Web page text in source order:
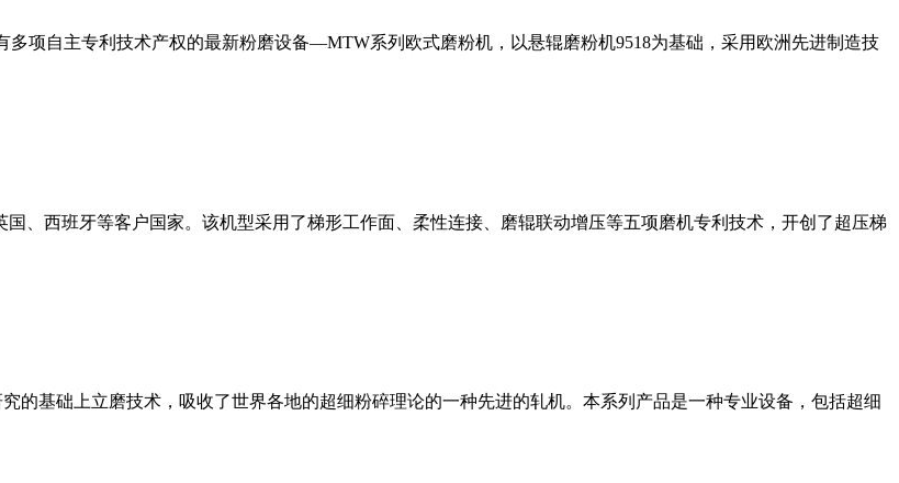
项自主专利技术产权的最新粉磨设备—MTW系列欧式磨粉机，以悬辊磨粉机9518为基础，采用欧洲先进制造技
、西班牙等客户国家。该机型采用了梯形工作面、柔性连接、磨辊联动增压等五项磨机专利技术，开创了超压梯
的基础上立磨技术，吸收了世界各地的超细粉碎理论的一种先进的轧机。本系列产品是一种专业设备，包括超细